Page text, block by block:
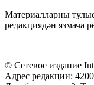
Материалларны
редакциядән язмача
© Сетевое издание
Адрес редакции: